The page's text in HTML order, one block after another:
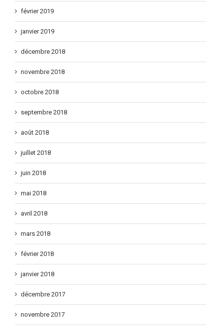
février 2019
janvier 2019
décembre 2018
novembre 2018
octobre 2018
septembre 2018
août 2018
juillet 2018
juin 2018
mai 2018
avril 2018
mars 2018
février 2018
janvier 2018
décembre 2017
novembre 2017